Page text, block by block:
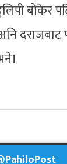
बोकेर
दराजबाट